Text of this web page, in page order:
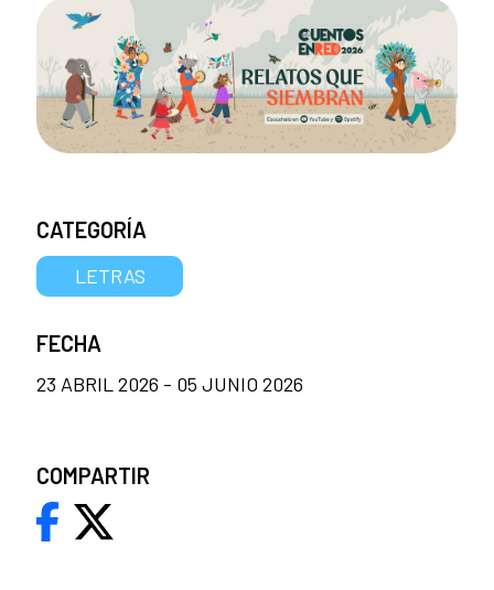
CATEGORÍA
LETRAS
FECHA
23 ABRIL 2026 - 05 JUNIO 2026
COMPARTIR